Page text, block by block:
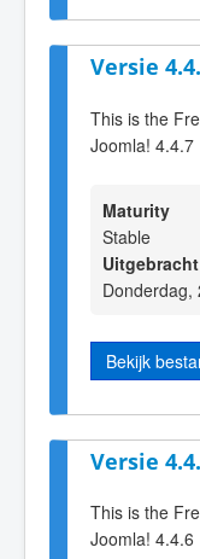
Versie
This is the
Joomla! 4.4.7
Maturity
Stable
Donderdag,
Bekijk
Versie
This is the
Joomla! 4.4.6